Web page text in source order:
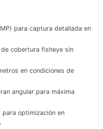
para captura detallada en
cobertura fisheye sin
en condiciones de
angular para máxima
para optimización en